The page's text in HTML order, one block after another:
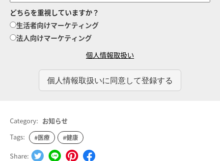
どちらを重視していますか？
生活者向けマーケティング
法人向けマーケティング
個人情報取扱い
Category: お知らせ
Tags:
#医療 #健康
Share: